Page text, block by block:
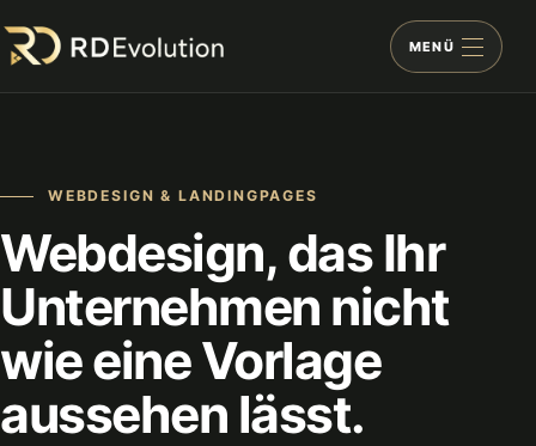
WEBDESIGN & LANDINGPAGES
Webdesign, das Ihr
Unternehmen nicht
wie eine Vorlage
aussehen lässt.